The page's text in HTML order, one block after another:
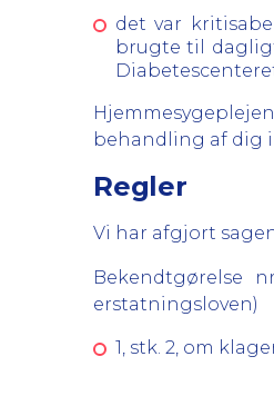
det var
brugte til
behandling af dig i
Regler
Vi har afgjort
Bekendtgørelse
erstatningsloven)
1, stk. 2, om